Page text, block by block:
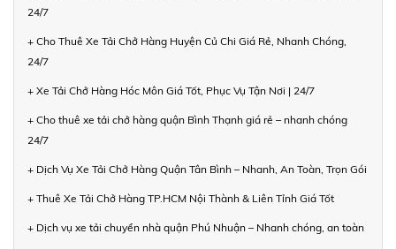
24/7
+ Cho Thuê Xe Tải Chở Hàng Huyện Củ Chi Giá Rẻ, Nhanh Chóng,
24/7
+ Xe Tải Chở Hàng Hóc Môn Giá Tốt, Phục Vụ Tận Nơi | 24/7
+ Cho thuê xe tải chở hàng quận Bình Thạnh giá rẻ – nhanh chóng
24/7
+ Dịch Vụ Xe Tải Chở Hàng Quận Tân Bình – Nhanh, An Toàn, Trọn Gói
+ Thuê Xe Tải Chở Hàng TP.HCM Nội Thành & Liên Tỉnh Giá Tốt
+ Dịch vụ xe tải chuyển nhà quận Phú Nhuận – Nhanh chóng, an toàn